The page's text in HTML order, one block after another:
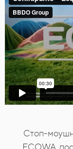
Cтоп-
ECQWA,